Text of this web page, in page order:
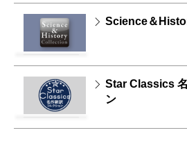
Science＆
Star Classics
ン